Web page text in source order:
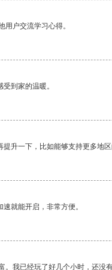
户交流学习心得。
到家的温暖。
升一下，比如能够支持更多地区
就能开启，非常方便。
我已经玩了好几个小时，还没有